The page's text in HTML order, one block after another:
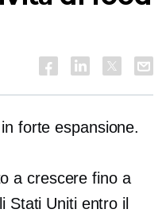
forte espansione.
a crescere fino a
Stati Uniti entro il